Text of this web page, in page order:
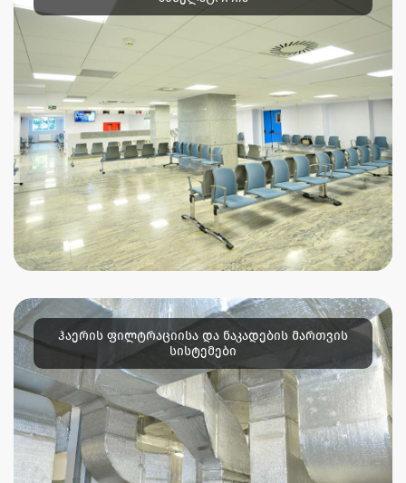
ჰაერის ფილტრაციისა და ნაკადების მართვის
სისტემები